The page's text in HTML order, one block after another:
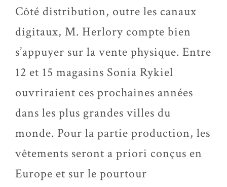
Côté distribution, outre les canaux
digitaux, M. Herlory compte bien
s’appuyer sur la vente physique. Entre
12 et 15 magasins Sonia Rykiel
ouvriraient ces prochaines années
dans les plus grandes villes du
monde. Pour la partie production, les
vêtements seront a priori conçus en
Europe et sur le pourtour